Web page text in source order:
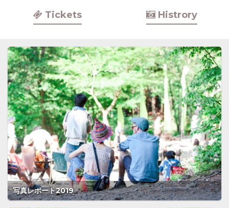
Tickets Histrory
写真レポート2019